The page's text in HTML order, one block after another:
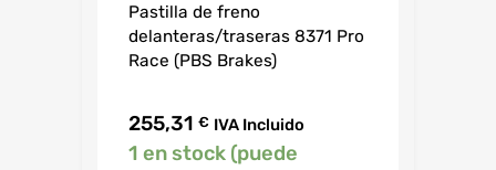
Pastilla de freno
delanteras/traseras 8371 Pro
Race (PBS Brakes)
255,31 € IVA Incluido
1 en stock (puede